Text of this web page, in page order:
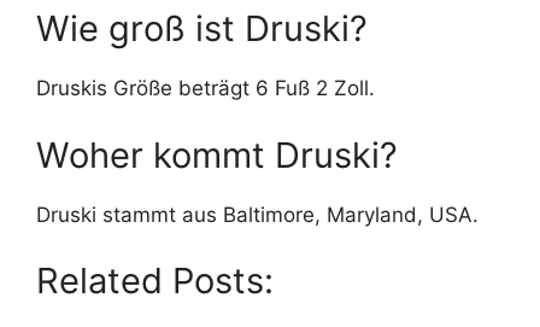
Wie groß ist Druski?
Druskis Größe beträgt 6 Fuß 2 Zoll.
Woher kommt Druski?
Druski stammt aus Baltimore, Maryland, USA.
Related Posts: